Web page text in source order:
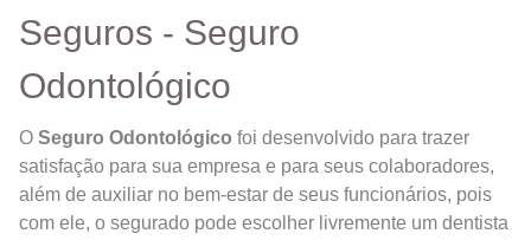
Seguros - Seguro
Odontológico
O Seguro Odontológico foi desenvolvido para trazer
satisfação para sua empresa e para seus colaboradores,
além de auxiliar no bem-estar de seus funcionários, pois
com ele, o segurado pode escolher livremente um dentista